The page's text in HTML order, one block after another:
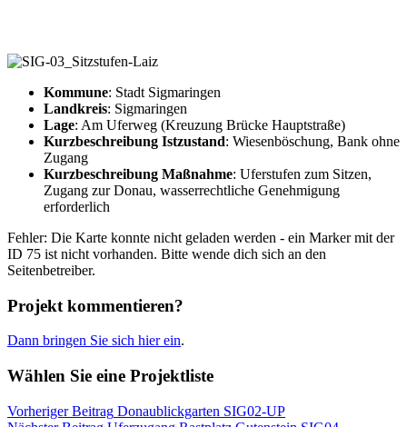
Kommune: Stadt Sigmaringen
Landkreis: Sigmaringen
Lage: Am Uferweg (Kreuzung Brücke Hauptstraße)
Kurzbeschreibung Istzustand: Wiesenböschung, Bank ohne
Zugang
Kurzbeschreibung Maßnahme: Uferstufen zum Sitzen,
Zugang zur Donau, wasserrechtliche Genehmigung
erforderlich
Fehler: Die Karte konnte nicht geladen werden - ein Marker mit der
ID 75 ist nicht vorhanden. Bitte wende dich sich an den
Seitenbetreiber.
Projekt kommentieren?
Dann bringen Sie sich hier ein.
Wählen Sie eine Projektliste
Veröffentlicht
Vorheriger Beitrag Donaublickgarten SIG02-UP